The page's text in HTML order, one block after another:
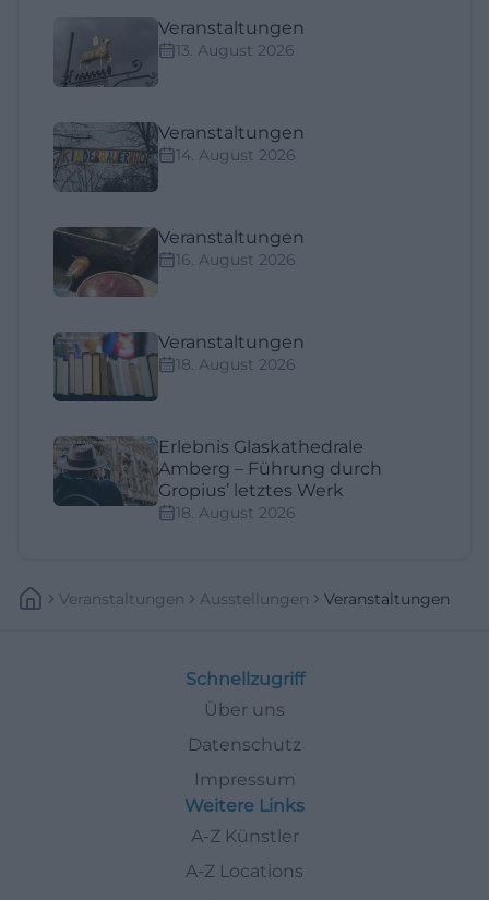
Veranstaltungen
13. August 2026
Veranstaltungen
14. August 2026
Veranstaltungen
16. August 2026
Veranstaltungen
18. August 2026
Erlebnis Glaskathedrale
Amberg – Führung durch
Gropius’ letztes Werk
18. August 2026
Veranstaltungen Ausstellungen Veranstaltungen
Schnellzugriff
Über uns
Datenschutz
Impressum
Weitere Links
A-Z Künstler
A-Z Locations